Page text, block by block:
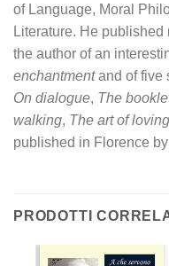
of Language, Moral
Literature. He
the author of an
enchantmentand of five
On dialogue, The
walking, The art of loving
published in Florence
PRODOTTI